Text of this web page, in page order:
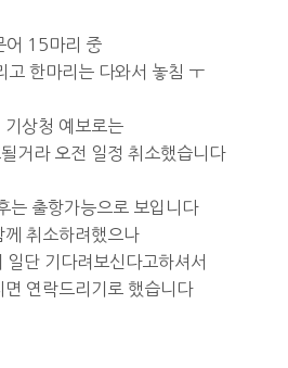
어 15마리 중
고 한마리는 다와서 놓침 ㅜ
기상청 예보로는
거라 오전 일정 취소했습니다
는 출항가능으로 보입니다
께 취소하려했으나
일단 기다려보신다고하셔서
면 연락드리기로 했습니다